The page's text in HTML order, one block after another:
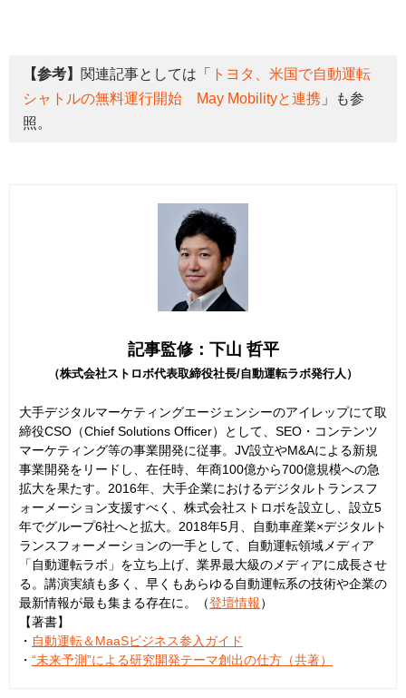
【参考】 関連記事としては「
トヨタ、米国で自動運転
シャトルの無料運行開始 May Mobilityと連携 」も参
照。
記事監修：下山 哲平
（株式会社ストロボ代表取締役社長/自動運転ラボ発行人）
大手デジタルマーケティングエージェンシーのアイレップにて取
締役CSO（Chief Solutions Officer）として、SEO・コンテンツ
マーケティング等の事業開発に従事。JV設立やM&Aによる新規
事業開発をリードし、在任時、年商100億から700億規模への急
拡大を果たす。2016年、大手企業におけるデジタルトランスフ
ォーメーション支援すべく、株式会社ストロボを設立し、設立5
年でグループ6社へと拡大。2018年5月、自動車産業×デジタルト
ランスフォーメーションの一手として、自動運転領域メディア
「自動運転ラボ」を立ち上げ、業界最大級のメディアに成長させ
る。講演実績も多く、早くもあらゆる自動運転系の技術や企業の
最新情報が最も集まる存在に。（登壇情報）
【著書】
・ 自動運転＆MaaSビジネス参入ガイド
・ “未来予測”による研究開発テーマ創出の仕方（共著）